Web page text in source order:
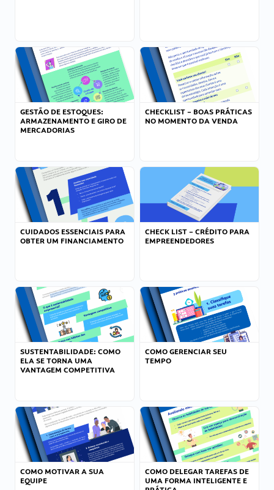
GESTÃO DE ESTOQUES:
ARMAZENAMENTO E GIRO DE
MERCADORIAS
CHECKLIST – BOAS PRÁTICAS
NO MOMENTO DA VENDA
CUIDADOS ESSENCIAIS PARA
OBTER UM FINANCIAMENTO
CHECK LIST – CRÉDITO PARA
EMPREENDEDORES
SUSTENTABILIDADE: COMO
ELA SE TORNA UMA
VANTAGEM COMPETITIVA
COMO GERENCIAR SEU
TEMPO
COMO MOTIVAR A SUA
EQUIPE
COMO DELEGAR TAREFAS DE
UMA FORMA INTELIGENTE E